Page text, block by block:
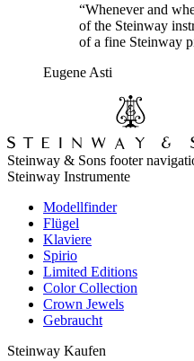
“Whenever and
of the Steinway
of a fine Steinway
Eugene Asti
Steinway & Sons footer
Steinway Instrumente
Modellfinder
Flügel
Klaviere
Spirio
Limited Editions
Color Collection
Crown Jewels
Gebraucht
Steinway Kaufen